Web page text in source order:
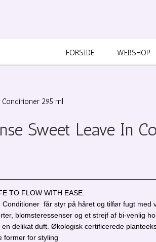
FORSIDE WEBSHOP
295 ml
Sweet Leave In
TO FLOW WITH EASE.
Conditioner får styr på håret og tilfør fugt med
blomsteressenser og et strejf af bi-venlig
delikat duft. Økologisk certificerede
former for styling